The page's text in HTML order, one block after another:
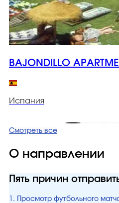
BAJONDILLO
Испания
Смотреть все
О направлении
Пять причин
1. Просмотр футбольного